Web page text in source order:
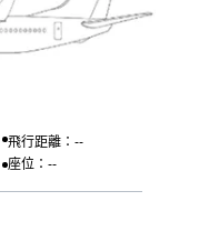
飛行距離：--
座位：--